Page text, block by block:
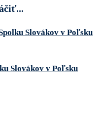
Slovákov v Poľsku
Slovákov v Poľsku